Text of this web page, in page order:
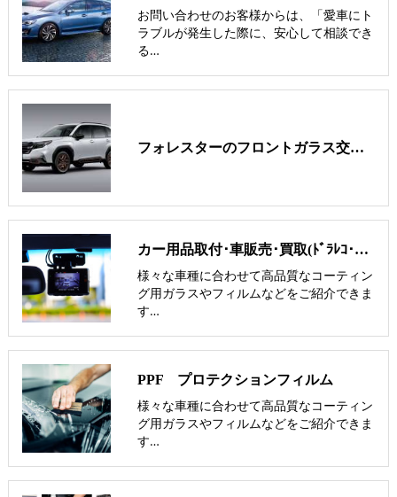
お問い合わせのお客様からは、「愛車にト
ラブルが発生した際に、安心して相談でき
る…
フォレスターのフロントガラス交換費用･飛び石修理費用･低価格ガラス
カー用品取付･車販売･買取(ﾄﾞﾗﾚｺ･ﾅﾋﾞ等)
様々な車種に合わせて高品質なコーティン
グ用ガラスやフィルムなどをご紹介できま
す…
PPF プロテクションフィルム
様々な車種に合わせて高品質なコーティン
グ用ガラスやフィルムなどをご紹介できま
す…